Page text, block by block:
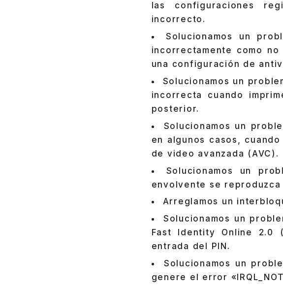
las configuraciones
incorrecto.
Solucionamos un
incorrectamente como
una configuración de
Solucionamos un
incorrecta cuando
posterior.
Solucionamos un
en algunos casos,
de video avanzada (AVC).
Solucionamos un
envolvente se
Arreglamos un
Solucionamos un
Fast Identity Online 2.0
entrada del PIN.
Solucionamos un
genere el error